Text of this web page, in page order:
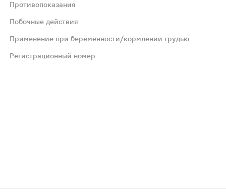
хроническом некалькулезном холецистите,
Противопоказания
Побочные действия
Применение при беременности/кормлении грудью
Регистрационный номер